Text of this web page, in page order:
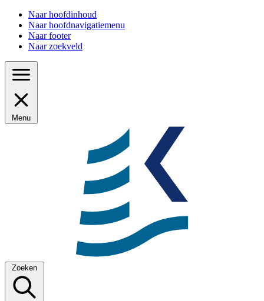
Naar hoofdinhoud
Naar hoofdnavigatiemenu
Naar footer
Naar zoekveld
Menu
Zoeken